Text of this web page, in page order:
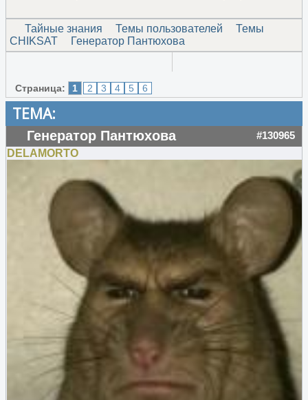
Тайные знания Темы пользователей
Темы
CHIKSAT
Генератор Пантюхова
Страница: 1 2 3 4 5 6
ТЕМА:
Генератор Пантюхова #130965
DELAMORTO